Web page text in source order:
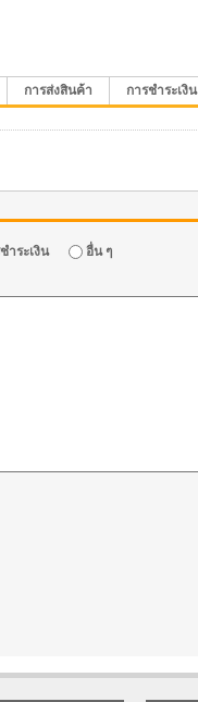
การส่งสินค้า การชำระเงิน
ำระเงิน อื่น ๆ